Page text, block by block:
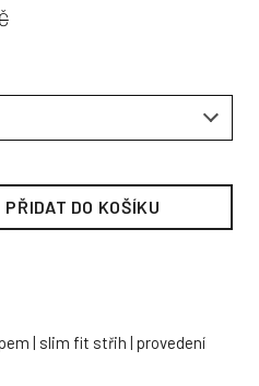
PŘIDAT DO KOŠÍKU
| slim fit střih | provedení